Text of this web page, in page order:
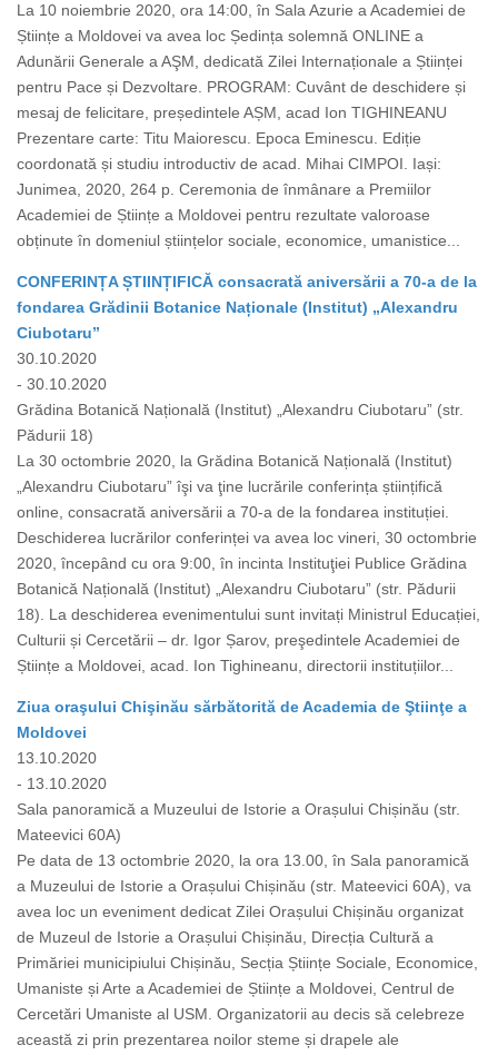
La 10 noiembrie 2020, ora 14:00, în Sala Azurie a Academiei de
Științe a Moldovei va avea loc Ședința solemnă ONLINE a
Adunării Generale a AŞM, dedicată Zilei Internaționale a Științei
pentru Pace și Dezvoltare. PROGRAM: Cuvânt de deschidere și
mesaj de felicitare, președintele AȘM, acad Ion TIGHINEANU
Prezentare carte: Titu Maiorescu. Epoca Eminescu. Ediție
coordonată și studiu introductiv de acad. Mihai CIMPOI. Iași:
Junimea, 2020, 264 p. Ceremonia de înmânare a Premiilor
Academiei de Științe a Moldovei pentru rezultate valoroase
obținute în domeniul științelor sociale, economice, umanistice...
CONFERINȚA ȘTIINȚIFICĂ consacrată aniversării a 70-a de la
fondarea Grădinii Botanice Naționale (Institut) „Alexandru
Ciubotaru”
30.10.2020
- 30.10.2020
Grădina Botanică Națională (Institut) „Alexandru Ciubotaru” (str.
Pădurii 18)
La 30 octombrie 2020, la Grădina Botanică Națională (Institut)
„Alexandru Ciubotaru” îşi va ţine lucrările conferința științifică
online, consacrată aniversării a 70-a de la fondarea instituției.
Deschiderea lucrărilor conferinței va avea loc vineri, 30 octombrie
2020, începând cu ora 9:00, în incinta Instituţiei Publice Grădina
Botanică Națională (Institut) „Alexandru Ciubotaru” (str. Pădurii
18). La deschiderea evenimentului sunt invitați Ministrul Educației,
Culturii și Cercetării – dr. Igor Șarov, preşedintele Academiei de
Științe a Moldovei, acad. Ion Tighineanu, directorii instituțiilor...
Ziua oraşului Chişinău sărbătorită de Academia de Ştiinţe a
Moldovei
13.10.2020
- 13.10.2020
Sala panoramică a Muzeului de Istorie a Orașului Chișinău (str.
Mateevici 60A)
Pe data de 13 octombrie 2020, la ora 13.00, în Sala panoramică
a Muzeului de Istorie a Orașului Chișinău (str. Mateevici 60A), va
avea loc un eveniment dedicat Zilei Orașului Chișinău organizat
de Muzeul de Istorie a Orașului Chișinău, Direcția Cultură a
Primăriei municipiului Chișinău, Secția Științe Sociale, Economice,
Umaniste și Arte a Academiei de Științe a Moldovei, Centrul de
Cercetări Umaniste al USM. Organizatorii au decis să celebreze
această zi prin prezentarea noilor steme și drapele ale